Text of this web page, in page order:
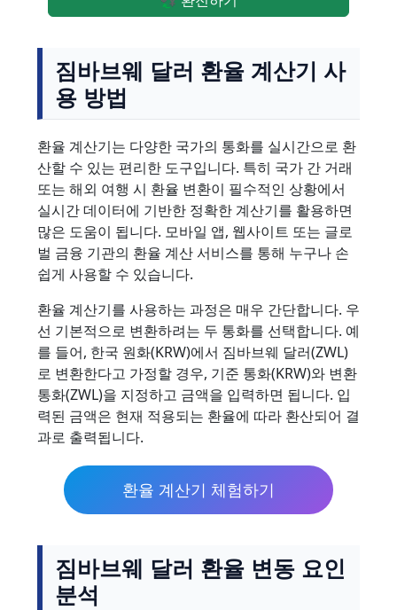
짐바브웨 달러 환율 계산기 사
용 방법
환율 계산기는 다양한 국가의 통화를 실시간으로 환
산할 수 있는 편리한 도구입니다. 특히 국가 간 거래
또는 해외 여행 시 환율 변환이 필수적인 상황에서
실시간 데이터에 기반한 정확한 계산기를 활용하면
많은 도움이 됩니다. 모바일 앱, 웹사이트 또는 글로
벌 금융 기관의 환율 계산 서비스를 통해 누구나 손
쉽게 사용할 수 있습니다.
환율 계산기를 사용하는 과정은 매우 간단합니다. 우
선 기본적으로 변환하려는 두 통화를 선택합니다. 예
를 들어, 한국 원화(KRW)에서 짐바브웨 달러(ZWL)
로 변환한다고 가정할 경우, 기준 통화(KRW)와 변환
통화(ZWL)을 지정하고 금액을 입력하면 됩니다. 입
력된 금액은 현재 적용되는 환율에 따라 환산되어 결
과로 출력됩니다.
환율 계산기 체험하기
짐바브웨 달러 환율 변동 요인
분석